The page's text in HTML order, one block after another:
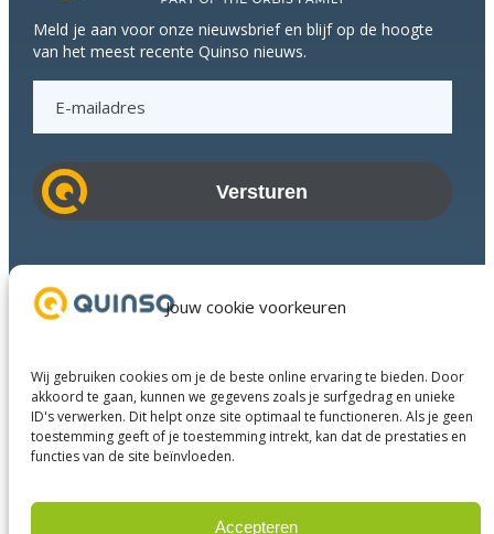
Jouw cookie voorkeuren
Wij gebruiken cookies om je de beste online ervaring te bieden. Door
akkoord te gaan, kunnen we gegevens zoals je surfgedrag en unieke
ID's verwerken. Dit helpt onze site optimaal te functioneren. Als je geen
toestemming geeft of je toestemming intrekt, kan dat de prestaties en
functies van de site beïnvloeden.
Accepteren
Meld je aan voor onze nieuwsbrief en blijf op de hoogte
van het meest recente Quinso nieuws.
a
i
d
r
s
Succesverhalen
Diensten
Over ons
Businesspartners
Contact
LinkedInInstagramFacebook YouTube